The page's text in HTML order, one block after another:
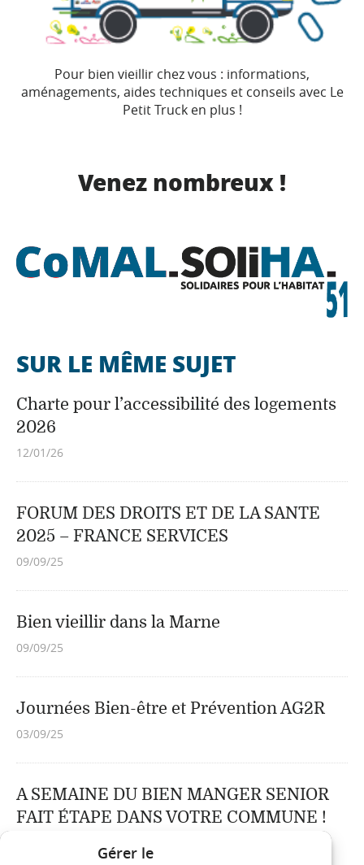
Gérer le
Pour bien vieillir chez vous : informations,
aménagements, aides techniques et conseils avec Le
Petit Truck en plus !
Venez nombreux !
SUR LE MÊME SUJET
Charte pour l’accessibilité des logements
2026
12/01/26
FORUM DES DROITS ET DE LA SANTE
2025 – FRANCE SERVICES
09/09/25
Bien vieillir dans la Marne
09/09/25
Journées Bien-être et Prévention AG2R
03/09/25
A SEMAINE DU BIEN MANGER SENIOR
FAIT ÉTAPE DANS VOTRE COMMUNE !